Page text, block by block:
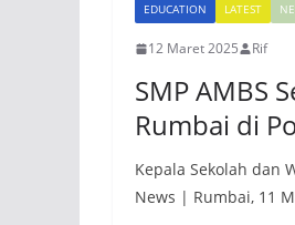
EDUCATION LATEST
12 Maret 2025 Rif
SMP AMBS
Rumbai di
Kepala Sekolah dan
News | Rumbai, 11